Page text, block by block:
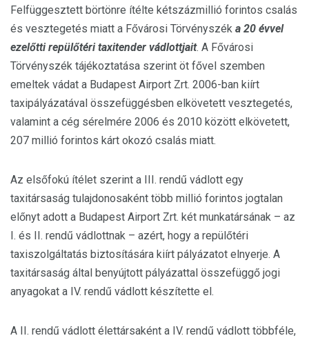
Felfüggesztett börtönre ítélte kétszázmillió forintos csalás
és vesztegetés miatt a Fővárosi Törvényszék a 20 évvel
ezelőtti repülőtéri taxitender vádlottjait. A Fővárosi
Törvényszék tájékoztatása szerint öt fővel szemben
emeltek vádat a Budapest Airport Zrt. 2006-ban kiírt
taxipályázatával összefüggésben elkövetett vesztegetés,
valamint a cég sérelmére 2006 és 2010 között elkövetett,
207 millió forintos kárt okozó csalás miatt.
Az elsőfokú ítélet szerint a III. rendű vádlott egy
taxitársaság tulajdonosaként több millió forintos jogtalan
előnyt adott a Budapest Airport Zrt. két munkatársának – az
I. és II. rendű vádlottnak – azért, hogy a repülőtéri
taxiszolgáltatás biztosítására kiírt pályázatot elnyerje. A
taxitársaság által benyújtott pályázattal összefüggő jogi
anyagokat a IV. rendű vádlott készítette el.
A II. rendű vádlott élettársaként a IV. rendű vádlott többféle,